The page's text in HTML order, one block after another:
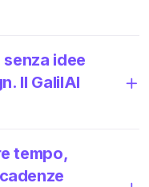
idee
Il GalilAI
tempo,